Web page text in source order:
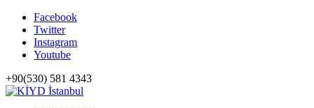
Facebook
Twitter
Instagram
Youtube
+90(530) 581 4343